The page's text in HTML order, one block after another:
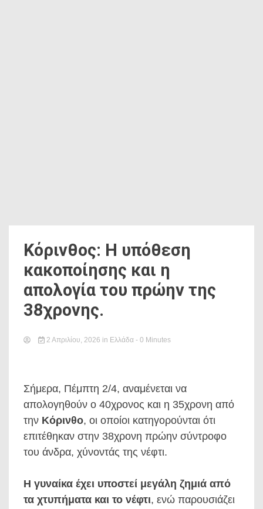
Κόρινθος: Η υπόθεση
κακοποίησης και η
απολογία του πρώην της
38χρονης.
2 Απριλίου, 2026 in Ελλάδα - 0 Minutes
Σήμερα, Πέμπτη 2/4, αναμένεται να
απολογηθούν ο 40χρονος και η 35χρονη από
την Κόρινθο, οι οποίοι κατηγορούνται ότι
επιτέθηκαν στην 38χρονη πρώην σύντροφο
του άνδρα, χύνοντάς της νέφτι.
Η γυναίκα έχει υποστεί μεγάλη ζημιά από
τα χτυπήματα και το νέφτι, ενώ παρουσιάζει